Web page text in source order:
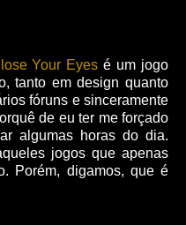
Your Eyes é um jogo
tanto em design quanto
fóruns e sinceramente
de eu ter me forçado
algumas horas do dia.
jogos que apenas
Porém, digamos, que é